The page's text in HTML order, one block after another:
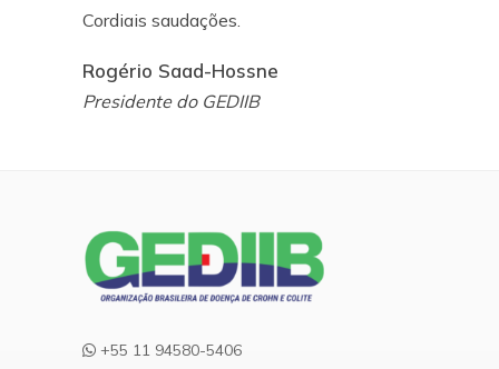
Cordiais saudações.
Rogério Saad-Hossne
Presidente do GEDIIB
+55 11 94580-5406